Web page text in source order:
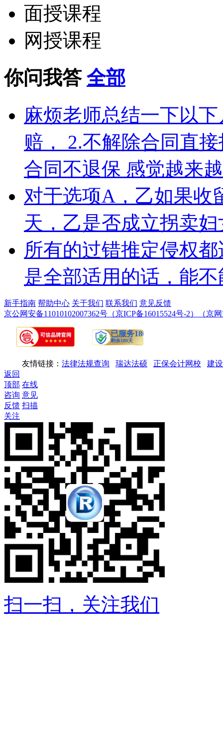
面授课程
网授课程
你问我答 全部
麻烦老师总结一下以
赔， 2.不解除合同直
合同不退保 感觉越来
对于选项A，乙如果收
天，乙是否成立拐卖
所有的过错推定侵权
是全部适用的话，能
新手指南 帮助中心 关于我们 联系我们 意见反馈
京公网安备11010102007362号 （京ICP备16015524号-2） （京
友情链接： 法律法规查询 瑞达法硕 正保会计网校
建
返回
顶部 在线
咨询 意见
反馈 扫描
关注
扫一扫，关注我们